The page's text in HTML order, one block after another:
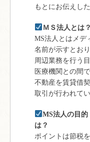
もとにお伝えし
ＭＳ法人とは？
MS法人とはメデ
名前が示すとお
周辺業務を行う
医療機関との間
不動産を賃貸借
取引が行われてい
MS法人の目的
ポイントは節税